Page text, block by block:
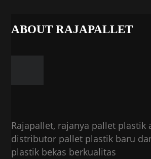
ABOUT RAJAPALLET
Rajapallet, rajanya pallet plastik
distributor pallet plastik baru
plastik bekas berkualitas